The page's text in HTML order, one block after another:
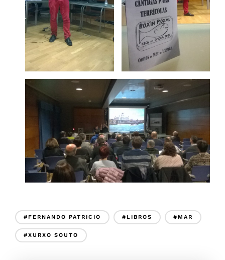
#FERNANDO PATRICIO #LIBROS #MAR
#XURXO SOUTO